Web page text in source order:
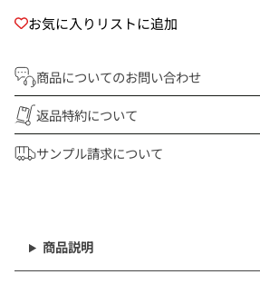
お気に入りリストに追加
商品についてのお問い合わせ
返品特約について
サンプル請求について
商品説明